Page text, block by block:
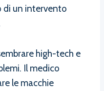
di un intervento
high-tech e
Il medico
le macchie